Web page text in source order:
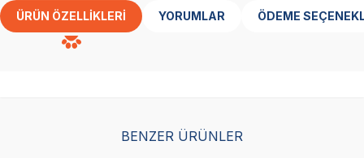
ÜRÜN ÖZELLIKLERI YORUMLAR ÖDEME
BENZER ÜRÜNLER